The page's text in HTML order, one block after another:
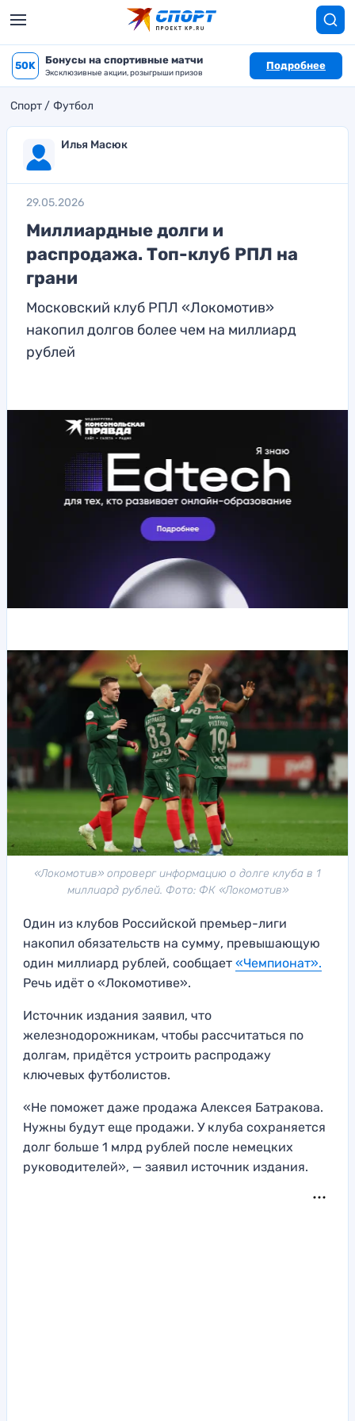
50K Бонусы на спортивные матчи
Эксклюзивные акции, розыгрыши призов
Подробнее
Спорт Футбол
Илья Масюк
29.05.2026
Миллиардные долги и
распродажа. Топ-клуб РПЛ на
грани
Московский клуб РПЛ «Локомотив»
накопил долгов более чем на миллиард
рублей
«Локомотив» опроверг информацию о долге клуба в 1
миллиард рублей. Фото: ФК «Локомотив»
Один из клубов Российской премьер-лиги
накопил обязательств на сумму, превышающую
один миллиард рублей, сообщает «Чемпионат».
Речь идёт о «Локомотиве».
Источник издания заявил, что
железнодорожникам, чтобы рассчитаться по
долгам, придётся устроить распродажу
ключевых футболистов.
«Не поможет даже продажа Алексея Батракова.
Нужны будут еще продажи. У клуба сохраняется
долг больше 1 млрд рублей после немецких
руководителей», — заявил источник издания.